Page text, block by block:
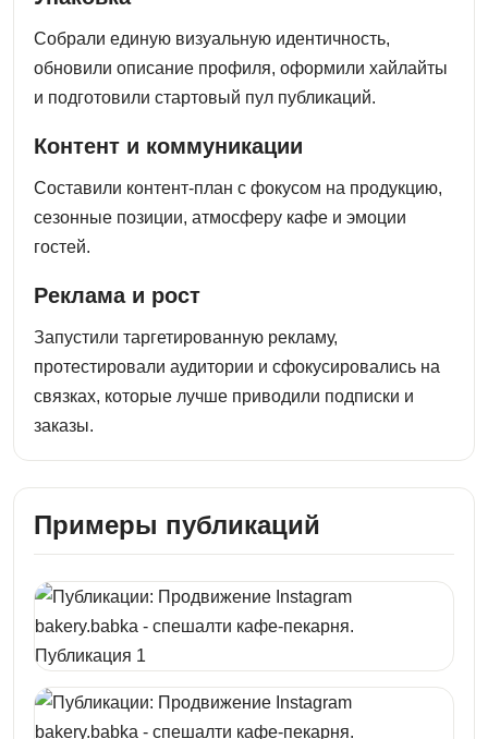
Собрали единую визуальную идентичность,
обновили описание профиля, оформили хайлайты
и подготовили стартовый пул публикаций.
Контент и коммуникации
Составили контент-план с фокусом на продукцию,
сезонные позиции, атмосферу кафе и эмоции
гостей.
Реклама и рост
Запустили таргетированную рекламу,
протестировали аудитории и сфокусировались на
связках, которые лучше приводили подписки и
заказы.
Примеры публикаций